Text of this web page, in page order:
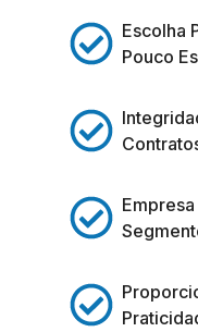
Escolha
Pouco